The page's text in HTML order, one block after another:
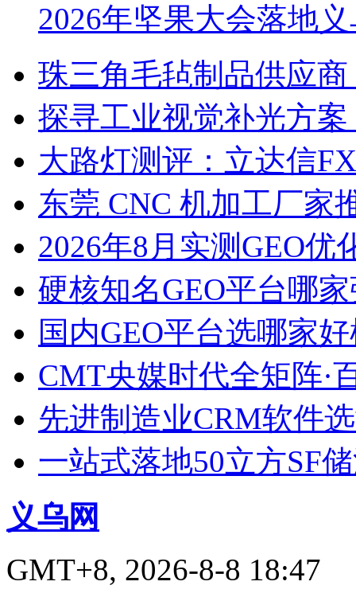
2026年坚果大会落地
珠三角毛毡制品供应
探寻工业视觉补光方
大路灯测评：立达信
东莞 CNC 机加工厂家
2026年8月实测GEO优
硬核知名GEO平台哪
国内GEO平台选哪家
CMT央媒时代全矩阵·
先进制造业CRM软件
一站式落地50立方SF
义乌网
GMT+8, 2026-8-8 18:47